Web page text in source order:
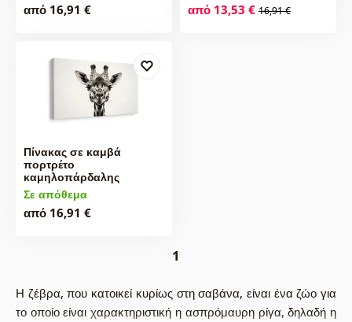
από 16,91 € από 13,53 € 16,91 €
Πίνακας σε καμβά
πορτρέτο
καμηλοπάρδαλης
Σε απόθεμα
από 16,91 €
1
Η ζέβρα, που κατοικεί κυρίως στη σαβάνα, είναι ένα ζώο για
το οποίο είναι χαρακτηριστική η ασπρόμαυρη ρίγα, δηλαδή η